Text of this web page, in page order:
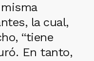
la cual,
“tiene
En tanto,